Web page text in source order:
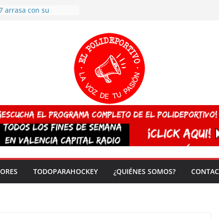
arrasa con su
España sub20
del mundo
vez!
TODOPARAHOCKEY ¿QUIÉNES SOMOS?